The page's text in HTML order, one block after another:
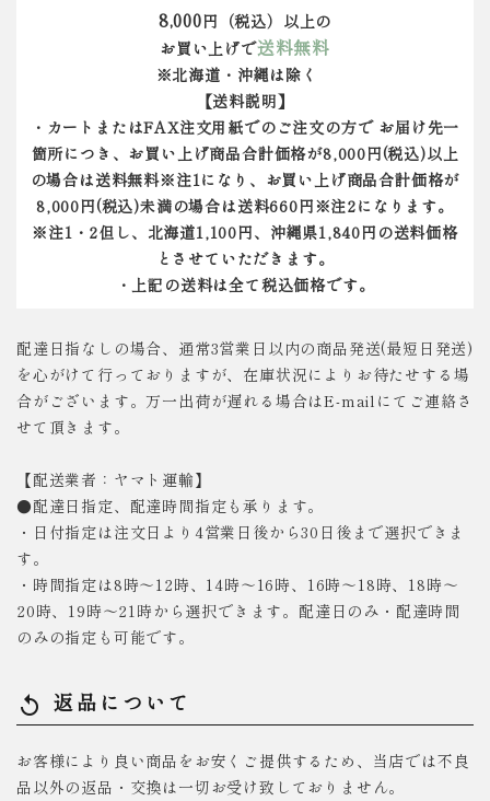
8,000円（税込）以上の
お買い上げで送料無料
※北海道・沖縄は除く
【送料説明】
・カートまたはFAX注文用紙でのご注文の方で お届け先一
箇所につき、お買い上げ商品合計価格が8,000円(税込)以上
の場合は送料無料※注1になり、お買い上げ商品合計価格が
8,000円(税込)未満の場合は送料660円※注2になります。
※注1・2但し、北海道1,100円、沖縄県1,840円の送料価格
とさせていただきます。
・上記の送料は全て税込価格です。
配達日指なしの場合、通常3営業日以内の商品発送(最短日発送)
を心がけて行っておりますが、在庫状況によりお待たせする場
合がございます。万一出荷が遅れる場合はE-mailにてご連絡さ
せて頂きます。
【配送業者：ヤマト運輸】
●配達日指定、配達時間指定も承ります。
・日付指定は注文日より4営業日後から30日後まで選択できま
す。
・時間指定は8時～12時、14時～16時、16時～18時、18時～
20時、19時～21時から選択できます。配達日のみ・配達時間
のみの指定も可能です。
replay 返品について
お客様により良い商品をお安くご提供するため、当店では不良
品以外の返品・交換は一切お受け致しておりません。